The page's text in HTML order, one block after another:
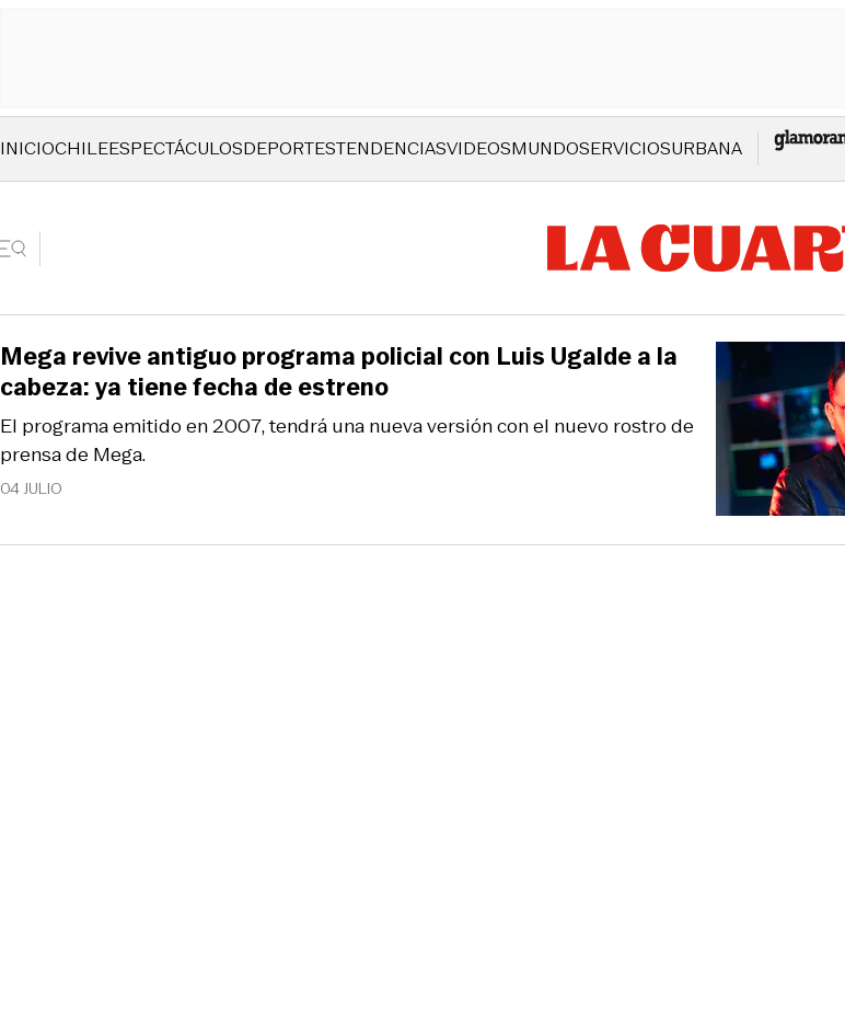
INICIOCHILEESPECTÁCULOSDEPORTESTENDENCIASVIDEOSMUNDOSERVICIOSURBANA
04 JULIO
El programa emitido en 2007, tendrá una nueva versión con el nuevo rostro de
prensa de Mega.
Mega revive antiguo programa policial con Luis Ugalde a la
cabeza: ya tiene fecha de estreno